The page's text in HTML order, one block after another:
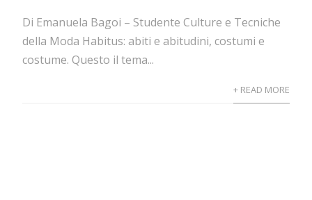
Di Emanuela Bagoi – Studente Culture e Tecniche
della Moda Habitus: abiti e abitudini, costumi e
costume. Questo il tema...
+ READ MORE